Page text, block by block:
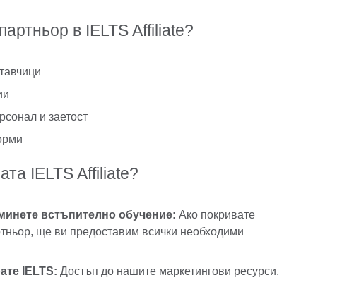
в IELTS Affiliate?
и заетост
IELTS Affiliate?
встъпително обучение: Ако покривате
ще ви предоставим всички необходими
IELTS: Достъп до нашите маркетингови ресурси,